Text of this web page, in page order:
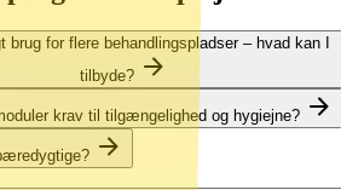
brug for flere behandlingspladser – hvad kan I
tilbyde?
krav til tilgængelighed og hygiejne?